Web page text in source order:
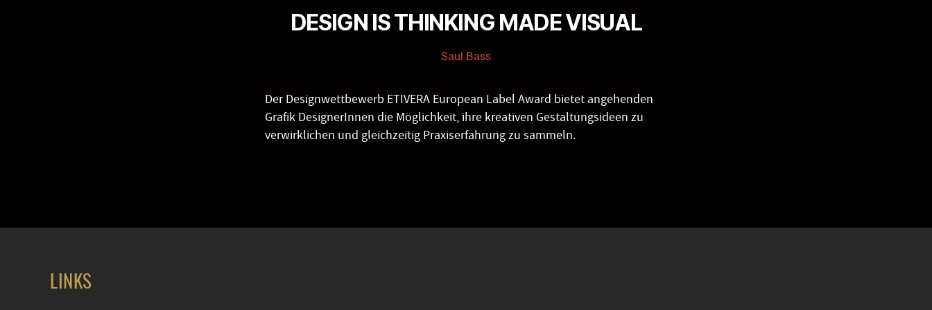
DESIGN IS THINKING MADE VISUAL
Saul Bass
Der Designwettbewerb ETIVERA European Label Award bietet angehenden
Grafik DesignerInnen die Möglichkeit, ihre kreativen Gestaltungsideen zu
verwirklichen und gleichzeitig Praxiserfahrung zu sammeln.
LINKS